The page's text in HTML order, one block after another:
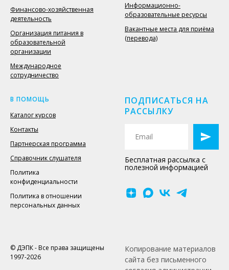
Финансово-хозяйственная
деятельность
Организация питания в
образовательной
организации
Международное
сотрудничество
Информационно-
образовательные ресурсы
Вакантные места для приёма
(перевода)
В ПОМОЩЬ
Каталог курсов
Контакты
Партнерская программа
Справочник слушателя
Политика
конфиденциальности
Политика в отношении
персональных данных
ПОДПИСАТЬСЯ НА
РАССЫЛКУ
Бесплатная рассылка с
полезной информацией
© ДЭПК - Все права защищены
1997-2026
Копирование материалов
сайта без письменного